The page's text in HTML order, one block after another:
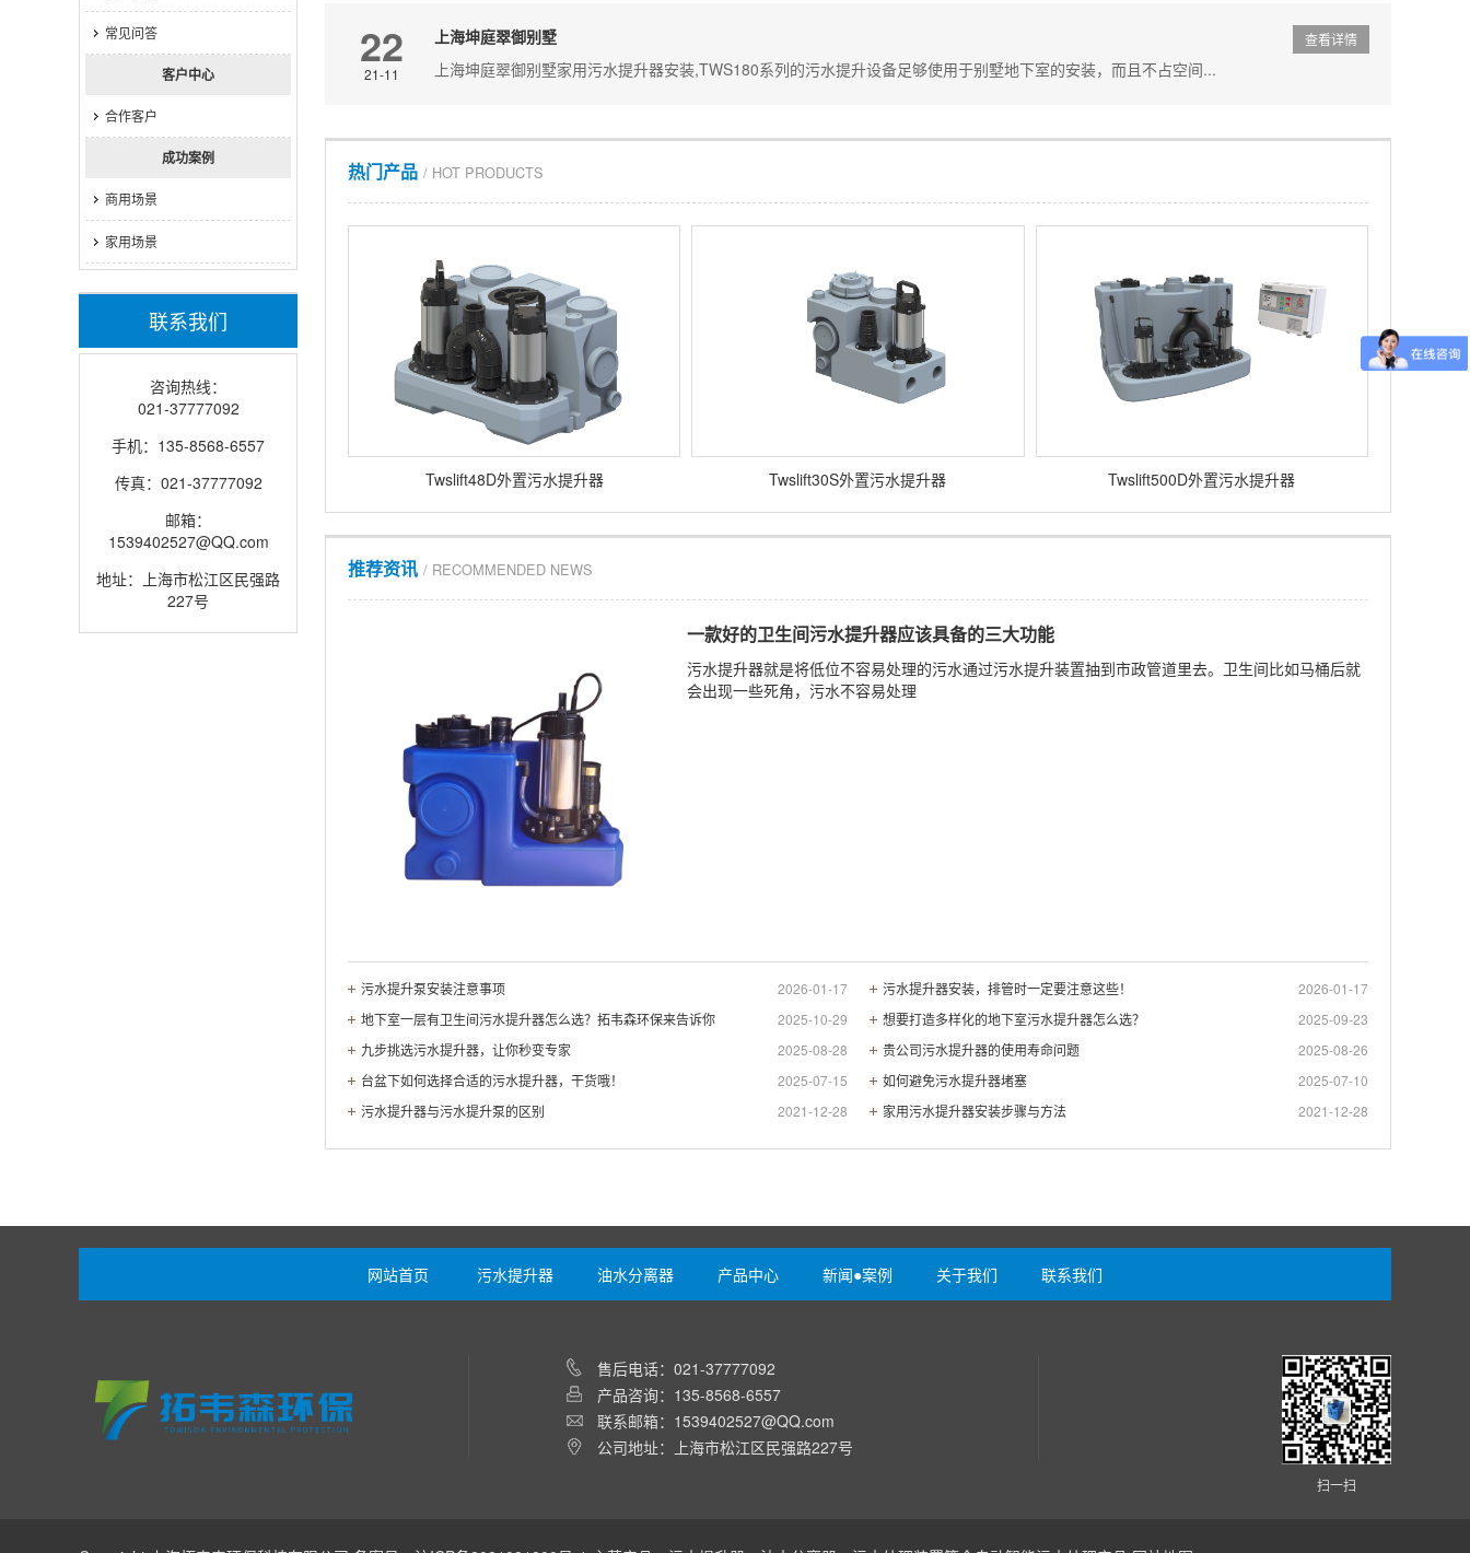
常见问答
客户中心
合作客户
成功案例
商用场景
家用场景
联系我们
咨询热线：
021-37777092
手机：135-8568-6557
传真：021-37777092
邮箱：
1539402527@QQ.com
地址：上海市松江区民强路
227号
22
21-11
查看详情
上海坤庭翠御别墅
上海坤庭翠御别墅家用污水提升器安装,TWS180系列的污水提升设备足够使用于别墅地下室的安装，而且不占空间...
热门产品 / HOT PRODUCTS
Twslift48D外置污水提升器 Twslift30S外置污水提升器 Twslift500D外置污水提升器
推荐资讯 / RECOMMENDED NEWS
一款好的卫生间污水提升器应该具备的三大功能
污水提升器就是将低位不容易处理的污水通过污水提升装置抽到市政管道里去。卫生间比如马桶后就
会出现一些死角，污水不容易处理
污水提升泵安装注意事项 2026-01-17 污水提升器安装，排管时一定要注意这些！
2026-01-17
地下室一层有卫生间污水提升器怎么选？拓韦森环保来告诉你
2025-10-29 想要打造多样化的地下室污水提升器怎么选？
2025-09-23
九步挑选污水提升器，让你秒变专家
2025-08-28 贵公司污水提升器的使用寿命问题
2025-08-26
台盆下如何选择合适的污水提升器，干货哦！
2025-07-15 如何避免污水提升器堵塞
2025-07-10
污水提升器与污水提升泵的区别
2021-12-28 家用污水提升器安装步骤与方法 2021-12-28
网站首页 污水提升器 油水分离器 产品中心 新闻●案例 关于我们 联系我们
售后电话：021-37777092
产品咨询：135-8568-6557
联系邮箱：1539402527@QQ.com
公司地址：上海市松江区民强路227号
扫一扫